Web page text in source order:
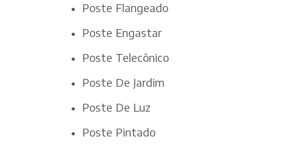
Poste Flangeado
Poste Engastar
Poste Telecônico
Poste De Jardim
Poste De Luz
Poste Pintado